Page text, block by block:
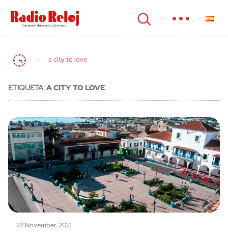
cerrar
a city to love
ETIQUETA:A CITY TO LOVE
22 November, 2021